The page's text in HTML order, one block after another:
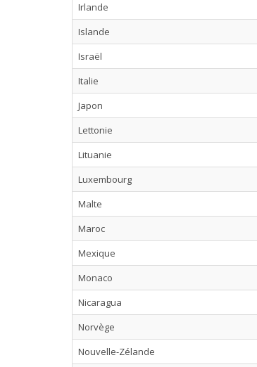
Irlande
Islande
Israël
Italie
Japon
Lettonie
Lituanie
Luxembourg
Malte
Maroc
Mexique
Monaco
Nicaragua
Norvège
Nouvelle-Zélande